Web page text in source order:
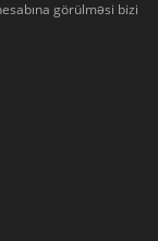
görülməsi bizi